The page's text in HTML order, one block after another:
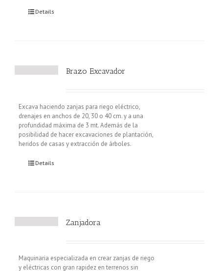
Details
Brazo Excavador
Excava haciendo zanjas para riego eléctrico,
drenajes en anchos de 20, 30 o 40 cm. y a una
profundidad máxima de 3 mt. Además de la
posibilidad de hacer excavaciones de plantación,
heridos de casas y extracción de árboles.
Details
Zanjadora
Maquinaria especializada en crear zanjas de riego
y eléctricas con gran rapidez en terrenos sin